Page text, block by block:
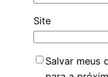
Site
Salvar meus